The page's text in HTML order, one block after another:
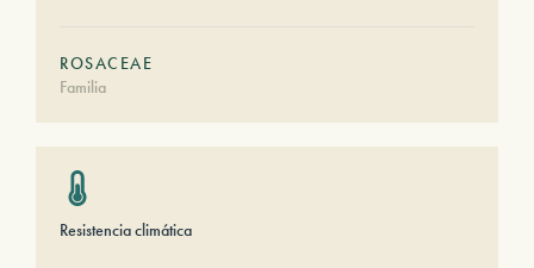
ROSACEAE
Familia
Resistencia climática